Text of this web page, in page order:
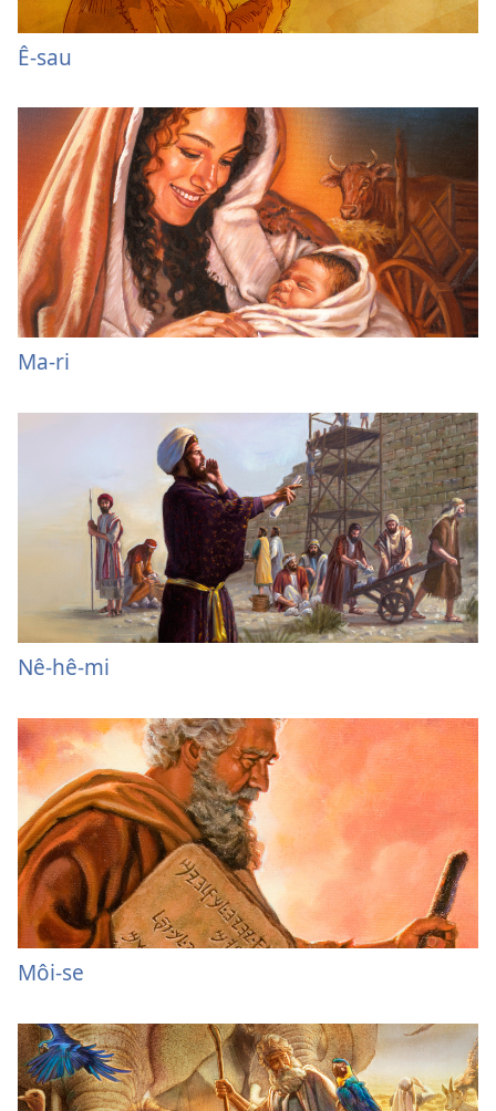
Ê-sau
Ma-ri
Nê-hê-mi
Môi-se